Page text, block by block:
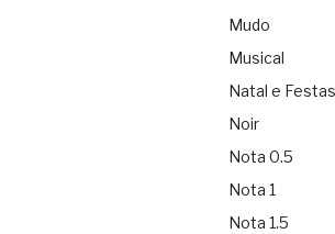
Mudo
Musical
Natal e Festas
Noir
Nota 0.5
Nota 1
Nota 1.5